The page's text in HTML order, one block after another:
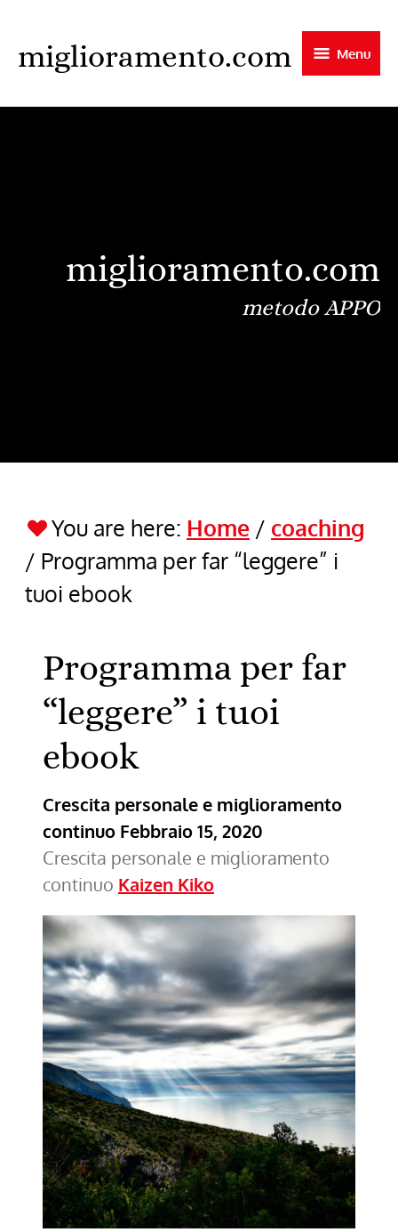
to
content
miglioramento.com Menu
miglioramento.com
metodo APPO
You are here: Home / coaching
/ Programma per far “leggere” i
tuoi ebook
Programma per far
“leggere” i tuoi
ebook
Crescita personale e miglioramento
continuo Febbraio 15, 2020
Crescita personale e miglioramento
continuo Kaizen Kiko